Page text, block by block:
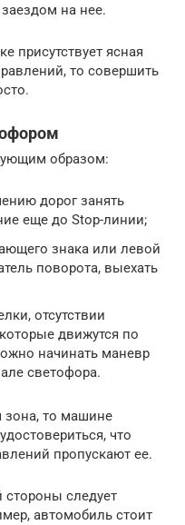
заездом на нее.
присутствует ясная
то совершить
образом:
дорог занять
еще до Stop-линии;
знака или левой
поворота, выехать
отсутствии
движутся по
начинать маневр
светофора.
зона, то машине
что
пропускают ее.
следует
автомобиль стоит